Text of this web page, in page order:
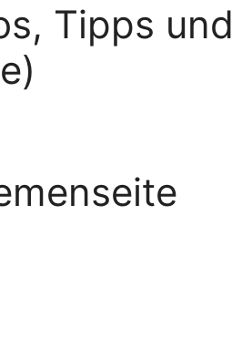
Tipps und